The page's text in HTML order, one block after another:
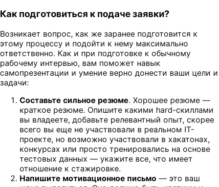
Как подготовиться к подаче заявки?
Возникает вопрос, как же заранее подготовится к
этому процессу и подойти к нему максимально
ответственно. Как и при подготовке к обычному
рабочему интервью, вам поможет навык
самопрезентации и умение верно донести ваши цели и
задачи:
Составьте сильное резюме. Хорошее резюме —
краткое резюме. Опишите какими hard-скиллами
вы владеете, добавьте релевантный опыт, скорее
всего вы еще не участвовали в реальном IT-
проекте, но возможно участвовали в хакатонах,
конкурсах или просто тренировались на основе
тестовых данных — укажите все, что имеет
отношение к стажировке.
Напишите мотивационное письмо — это ваш